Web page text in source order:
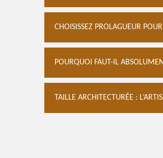
CHOISISSEZ PROLAGUEUR
POURQUOI FAUT-IL
TAILLE ARCHITECTURÉE :